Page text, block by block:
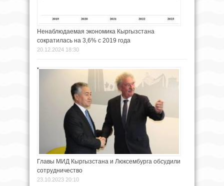
Ненаблюдаемая экономика Кыргызстана
сократилась на 3,6% с 2019 года
20.12.2024 18:30
Главы МИД Кыргызстана и Люксембурга обсудили
сотрудничество
23.10.2023 20:10